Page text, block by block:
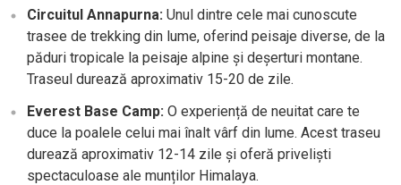
Circuitul Annapurna: Unul dintre cele mai cunoscute
trasee de trekking din lume, oferind peisaje diverse, de la
păduri tropicale la peisaje alpine și deșerturi montane.
Traseul durează aproximativ 15-20 de zile.
Everest Base Camp: O experiență de neuitat care te
duce la poalele celui mai înalt vârf din lume. Acest traseu
durează aproximativ 12-14 zile și oferă priveliști
spectaculoase ale munților Himalaya.